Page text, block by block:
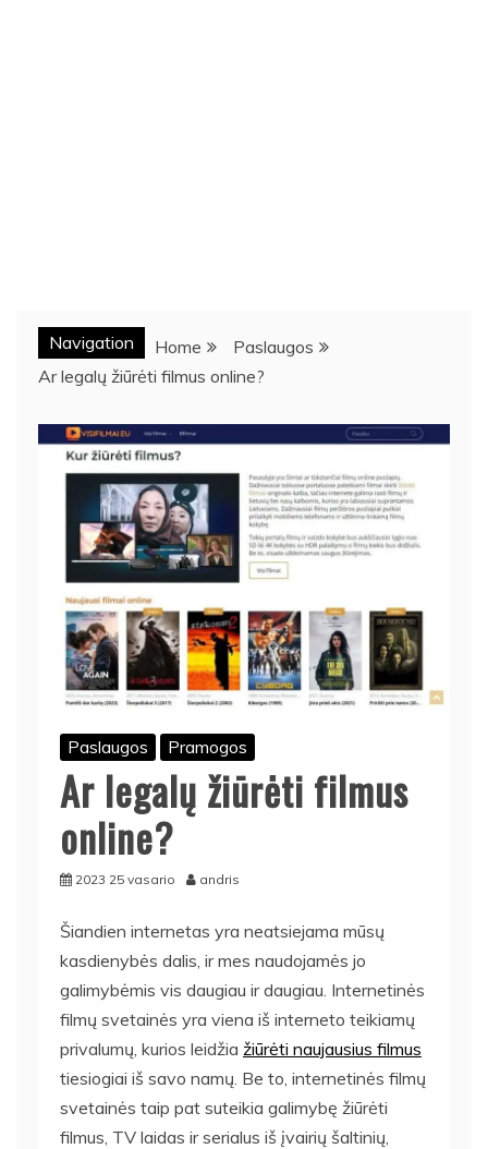
Navigation Home
Paslaugos
Ar legalų žiūrėti filmus online?
Paslaugos Pramogos
Ar legalų žiūrėti filmus
online?
2023 25 vasario andris
Šiandien internetas yra neatsiejama mūsų
kasdienybės dalis, ir mes naudojamės jo
galimybėmis vis daugiau ir daugiau. Internetinės
filmų svetainės yra viena iš interneto teikiamų
privalumų, kurios leidžia žiūrėti naujausius filmus
tiesiogiai iš savo namų. Be to, internetinės filmų
svetainės taip pat suteikia galimybę žiūrėti
filmus, TV laidas ir serialus iš įvairių šaltinių,